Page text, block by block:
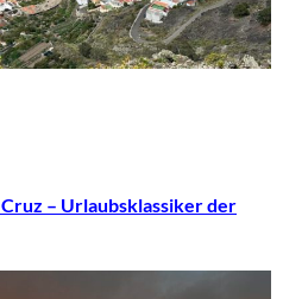
– Urlaubsklassiker der